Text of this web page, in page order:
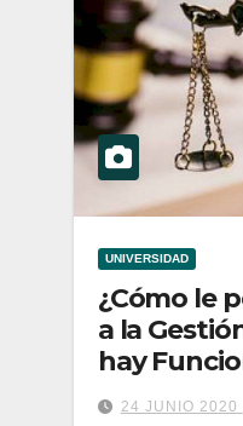
UNIVERSIDAD
¿Cómo le
a la
hay
24 JUNIO 2020